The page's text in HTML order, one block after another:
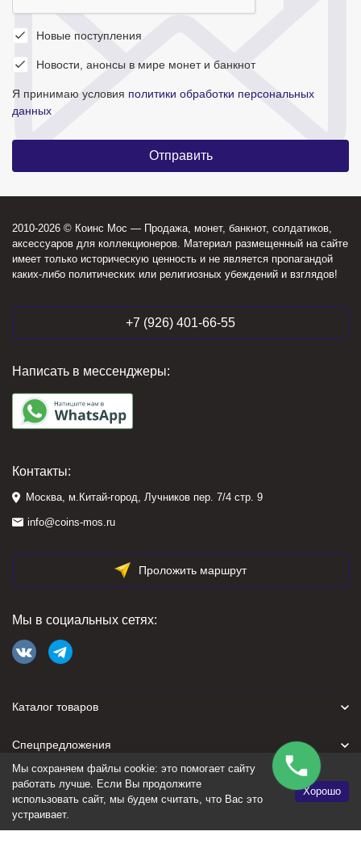
Новые поступления
Новости, анонсы в мире монет и банкнот
Я принимаю условия политики обработки персональных
данных
2010-2026 © Коинс Мос — Продажа, монет, банкнот, солдатиков,
аксессуаров для коллекционеров. Материал размещенный на сайте
имеет только историческую ценность и не является пропагандой
каких-либо политических или религиозных убеждений и взглядов!
+7 (926) 401-66-55
Написать в мессенджеры:
Контакты:
Москва, м.Китай-город, Лучников пер. 7/4 стр. 9
info@coins-mos.ru
Проложить маршрут
Мы в социальных сетях:
Каталог товаров
Спецпредложения
Для покупателя
Политика персональных данных
Мы сохраняем файлы cookie: это помогает сайту
работать лучше. Если Вы продолжите
использовать сайт, мы будем считать, что Вас это
устраивает.
Хорошо